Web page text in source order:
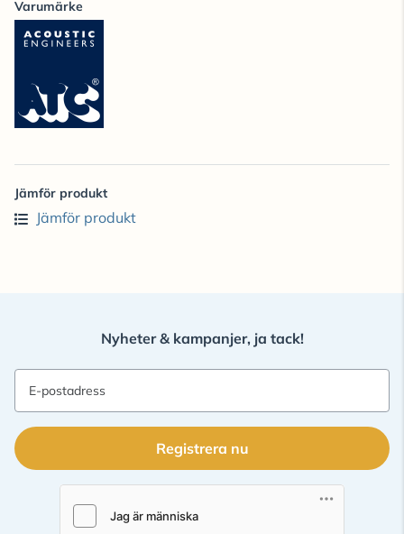
Varumärke
Jämför produkt
Jämför produkt
Nyheter & kampanjer, ja tack!
E-postadress
Registrera nu